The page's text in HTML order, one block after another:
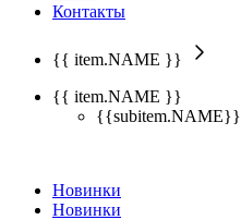
Контакты
{{ item.NAME }}
{{ item.NAME }}
{{subitem.NAME}}
Новинки
Новинки